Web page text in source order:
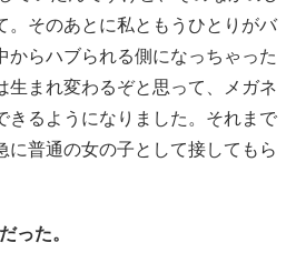
。そのあとに私ともうひとりがバ
からハブられる側になっちゃった
生まれ変わるぞと思って、メガネ
きるようになりました。それまで
に普通の女の子として接してもら
った。